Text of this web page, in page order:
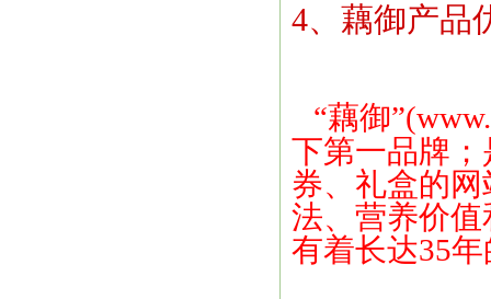
4、藕御产品
“藕御”(
下第一品牌
券、礼盒的
法、营养价
有着长达35